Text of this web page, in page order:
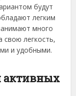
будут
легким
много
свою легкость,
и удобными.
активных